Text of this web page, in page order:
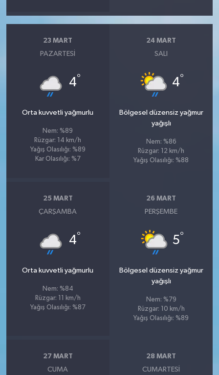
23 MART
PAZARTESI
4°
Orta kuvvetli yağmurlu
Nem: %89
Rüzgar: 14 km/h
Yağış Olasılığı: %89
Kar Olasılığı: %7
24 MART
SALI
4°
Bölgesel düzensiz yağmur
yağışlı
Nem: %86
Rüzgar: 12 km/h
Yağış Olasılığı: %88
25 MART
ÇARŞAMBA
4°
Orta kuvvetli yağmurlu
Nem: %84
Rüzgar: 11 km/h
Yağış Olasılığı: %87
26 MART
PERŞEMBE
5°
Bölgesel düzensiz yağmur
yağışlı
Nem: %79
Rüzgar: 10 km/h
Yağış Olasılığı: %89
27 MART
CUMA
28 MART
CUMARTESI